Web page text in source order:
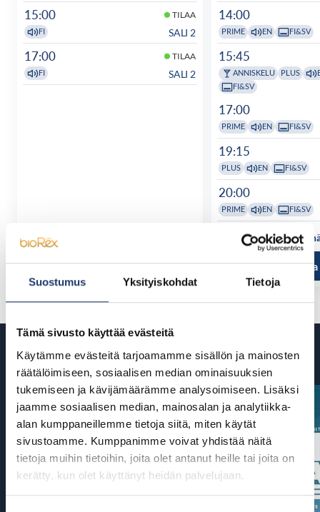
Suostumus Yksityiskohdat Tietoja
Tämä sivusto käyttää evästeitä
Käytämme evästeitä tarjoamamme sisällön ja mainosten
räätälöimiseen, sosiaalisen median ominaisuuksien
tukemiseen ja kävijämäärämme analysoimiseen. Lisäksi
jaamme sosiaalisen median, mainosalan ja analytiikka-
alan kumppaneillemme tietoja siitä, miten käytät
sivustoamme. Kumppanimme voivat yhdistää näitä
tietoja muihin tietoihin, joita olet antanut heille tai joita on
kerätty, kun olet käyttänyt heidän palvelujaan.
15:00 TILAA
FI SALI 2
17:00 TILAA
FI SALI 2
Tutustu ja osta
14:00
PRIME EN FI&SV
15:45
ANNISKELU PLUS
FI&SV
17:00
PRIME EN FI&SV
19:15
PLUS EN FI&SV
20:00
PRIME EN FI&SV
Katso kaikki
Tutustu ja
Tulossa